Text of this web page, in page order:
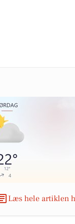
Læs hele artiklen